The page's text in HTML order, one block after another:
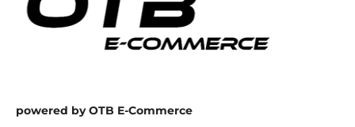
powered by OTB E-Commerce